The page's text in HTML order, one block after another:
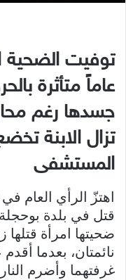
عاماً متأثرة
جسدها رغم
تزال الابنة
المستشفى
اهتزّ الرأي العام
قتل في بلدة
ضحيتها امرأة قتلها
نائمتان، بعدما
غرفتهما وأضرم